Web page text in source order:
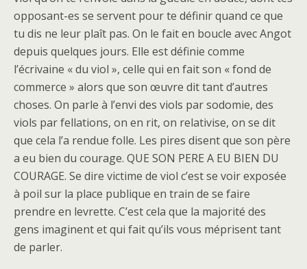
opposant-es se servent pour te définir quand ce que
tu dis ne leur plaît pas. On le fait en boucle avec Angot
depuis quelques jours. Elle est définie comme
l’écrivaine « du viol », celle qui en fait son « fond de
commerce » alors que son œuvre dit tant d’autres
choses. On parle à l’envi des viols par sodomie, des
viols par fellations, on en rit, on relativise, on se dit
que cela l’a rendue folle. Les pires disent que son père
a eu bien du courage. QUE SON PERE A EU BIEN DU
COURAGE. Se dire victime de viol c’est se voir exposée
à poil sur la place publique en train de se faire
prendre en levrette. C’est cela que la majorité des
gens imaginent et qui fait qu’ils vous méprisent tant
de parler.